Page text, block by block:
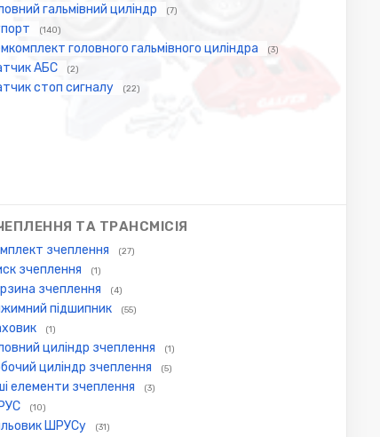
гальмівний циліндр (7)
(140)
головного гальмівного циліндра (3)
АБС (2)
стоп сигналу (22)
ТА ТРАНСМІСІЯ
зчеплення (27)
зчеплення (1)
зчеплення (4)
підшипник (55)
(1)
циліндр зчеплення (1)
циліндр зчеплення (5)
елементи зчеплення (3)
(10)
ШРУСу (31)